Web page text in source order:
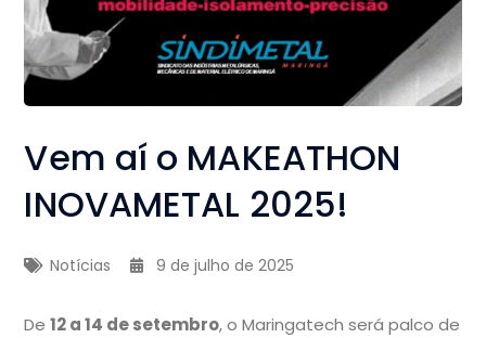
Vem aí o MAKEATHON
INOVAMETAL 2025!
Notícias 9 de julho de 2025
De12 a 14 de setembro, o Maringatech será palco de